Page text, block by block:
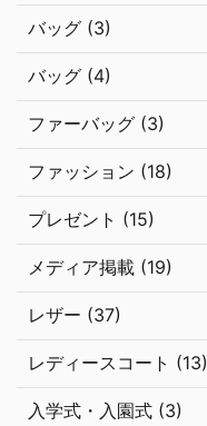
バッグ (3)
バッグ (4)
ファーバッグ (3)
ファッション (18)
プレゼント (15)
メディア掲載 (19)
レザー (37)
レディースコート (13)
入学式・入園式 (3)